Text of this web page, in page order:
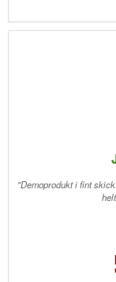
"Demoprodukt i fint